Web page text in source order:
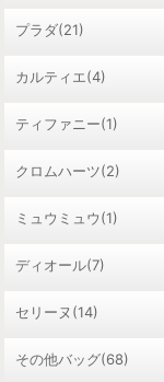
プラダ(21)
カルティエ(4)
ティファニー(1)
クロムハーツ(2)
ミュウミュウ(1)
ディオール(7)
セリーヌ(14)
その他バッグ(68)